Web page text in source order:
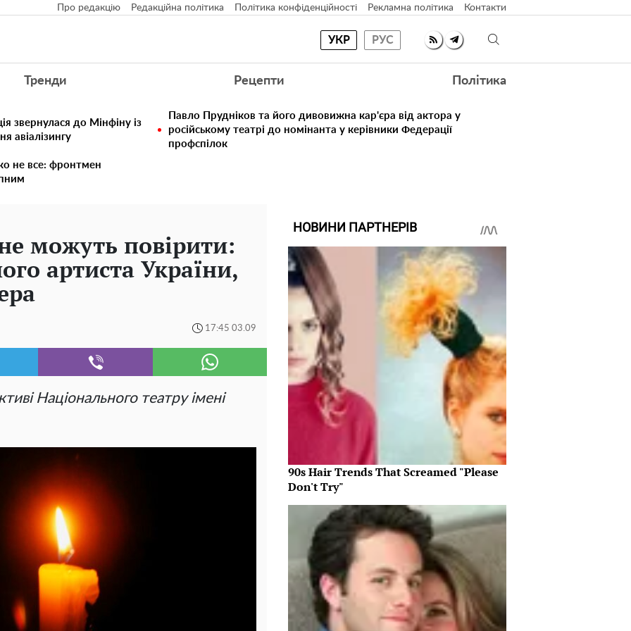
Про редакцію Редакційна політика Політика конфіденційності Рекламна політика Контакти
УКР РУС
Тренди Рецепти Політика
звернулася до Мінфіну із
авіалізингу
Павло Прудніков та його дивовижна кар'єра від актора у
російському театрі до номінанта у керівники Федерації
профспілок
не все: фронтмен
можуть повірити:
артиста України,
17:45 03.09
Національного театру імені
НОВИНИ ПАРТНЕРІВ
90s Hair Trends That Screamed "Please
Don't Try"